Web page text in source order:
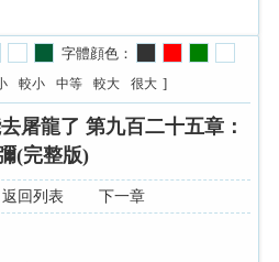
字體顔色：
較小 中等 較大 很大 ]
屠龍了 第九百二十五章：
(完整版)
返回列表 下一章